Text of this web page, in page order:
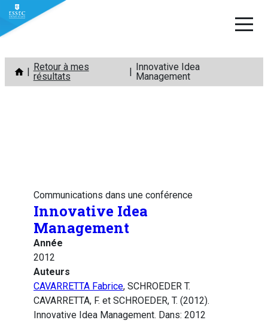
Aller
contenu
Retour à mes
résultats
Innovative Idea
Management
Communications dans une conférence
Innovative Idea
Management
Année
2012
Auteurs
CAVARRETTA Fabrice, SCHROEDER T.
CAVARRETTA, F. et SCHROEDER, T. (2012).
Innovative Idea Management. Dans: 2012